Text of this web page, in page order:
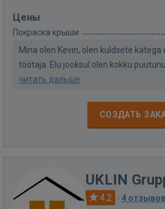
Цены
Покраска крыши
Mina olen Kevin, olen kuldsete kätega
töötaja. Elu jooksul olen kokku
читать дальше
СОЗДАТЬ
UKLIN
4.2 · 4 отзывов